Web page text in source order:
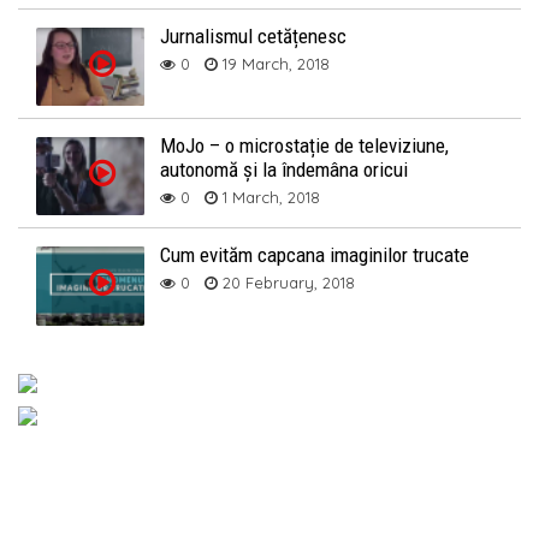
Jurnalismul cetățenesc
0 19 March, 2018
MoJo – o microstație de televiziune,
autonomă și la îndemâna oricui
0 1 March, 2018
Cum evităm capcana imaginilor trucate
0 20 February, 2018